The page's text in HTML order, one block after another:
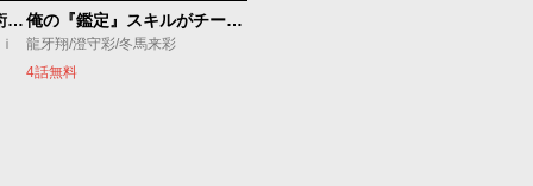
追放されたチート付与魔術師は気ままなセカンドライフを謳歌する。 ～俺は武器だけじゃなく、あらゆるものに『強化ポイント』を付与できるし、俺の意思でいつでも効果を解除できるけど、残った人たち大丈夫？～ 俺の『鑑定』スキルがチートすぎて
龍牙翔/澄守彩/冬馬来彩
4話無料